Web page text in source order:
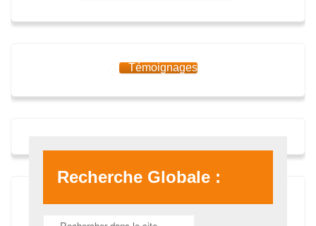
Témoignages
Recherche Globale :